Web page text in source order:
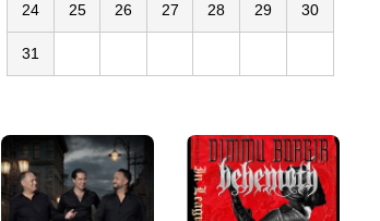
24 25 26 27 28 29 30
31